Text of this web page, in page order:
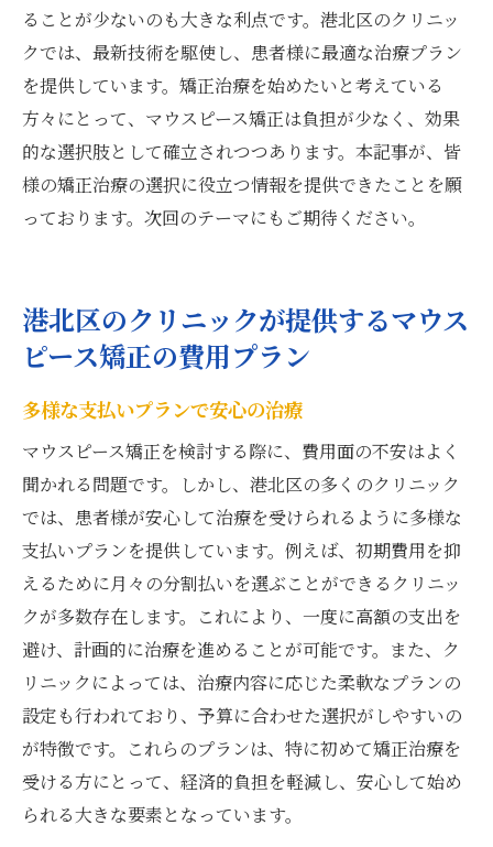
ることが少ないのも大きな利点です。港北区のクリニッ
クでは、最新技術を駆使し、患者様に最適な治療プラン
を提供しています。矯正治療を始めたいと考えている
方々にとって、マウスピース矯正は負担が少なく、効果
的な選択肢として確立されつつあります。本記事が、皆
様の矯正治療の選択に役立つ情報を提供できたことを願
っております。次回のテーマにもご期待ください。
港北区のクリニックが提供するマウス
ピース矯正の費用プラン
多様な支払いプランで安心の治療
マウスピース矯正を検討する際に、費用面の不安はよく
聞かれる問題です。しかし、港北区の多くのクリニック
では、患者様が安心して治療を受けられるように多様な
支払いプランを提供しています。例えば、初期費用を抑
えるために月々の分割払いを選ぶことができるクリニッ
クが多数存在します。これにより、一度に高額の支出を
避け、計画的に治療を進めることが可能です。また、ク
リニックによっては、治療内容に応じた柔軟なプランの
設定も行われており、予算に合わせた選択がしやすいの
が特徴です。これらのプランは、特に初めて矯正治療を
受ける方にとって、経済的負担を軽減し、安心して始め
られる大きな要素となっています。